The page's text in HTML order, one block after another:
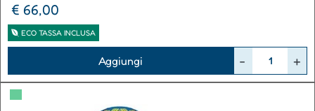
€ 66,00
ECO TASSA INCLUSA
Aggiungi
▀